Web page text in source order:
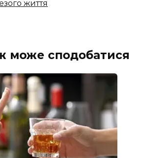
життя
може сподобатися